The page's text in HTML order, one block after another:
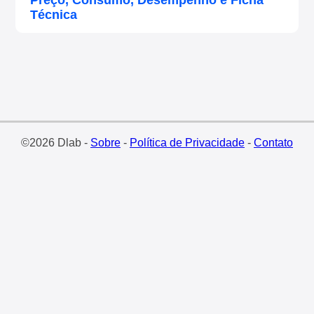
Técnica
©2026 Dlab - Sobre- Política de Privacidade- Contato